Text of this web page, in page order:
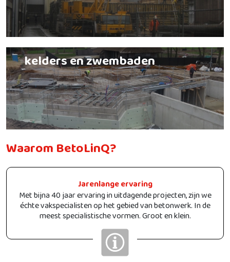
kelders en zwembaden
Waarom BetoLinQ?
Jarenlange ervaring
Met bijna 40 jaar ervaring in uitdagende projecten, zijn we
échte vakspecialisten op het gebied van betonwerk. In de
meest specialistische vormen. Groot en klein.